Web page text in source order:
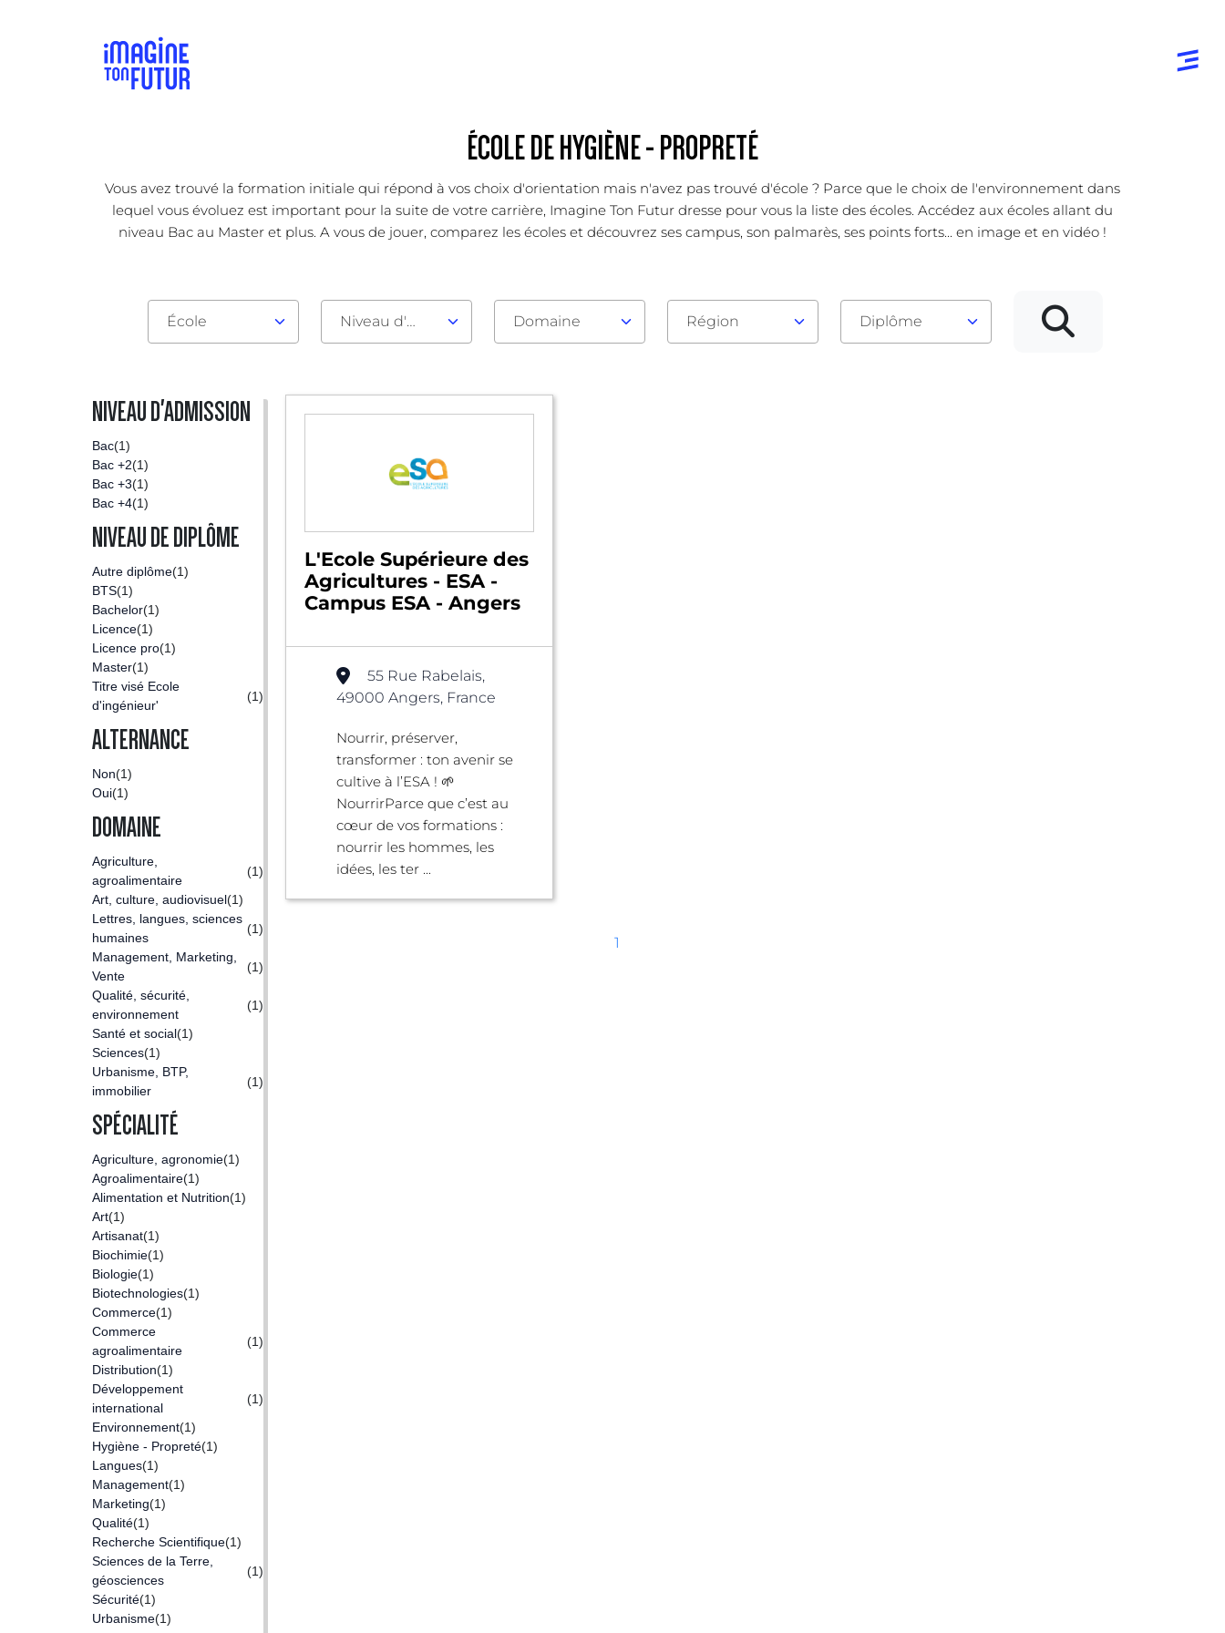
ÉCOLE DE HYGIÈNE - PROPRETÉ
Vous avez trouvé la formation initiale qui répond à vos choix d'orientation mais n'avez pas trouvé d'école ? Parce que le choix de l'environnement dans
lequel vous évoluez est important pour la suite de votre carrière, Imagine Ton Futur dresse pour vous la liste des écoles. Accédez aux écoles allant du
niveau Bac au Master et plus. A vous de jouer, comparez les écoles et découvrez ses campus, son palmarès, ses points forts... en image et en vidéo !
École Niveau d'admission Domaine Région Diplôme
NIVEAU D'ADMISSION
Bac(1)
Bac +2(1)
Bac +3(1)
Bac +4(1)
NIVEAU DE DIPLÔME
Autre diplôme(1)
BTS(1)
Bachelor(1)
Licence(1)
Licence pro(1)
Master(1)
Titre visé Ecole
d'ingénieur'
(1)
ALTERNANCE
Non(1)
Oui(1)
DOMAINE
Agriculture,
agroalimentaire
(1)
Art, culture, audiovisuel(1)
Lettres, langues, sciences
humaines
(1)
Management, Marketing,
Vente
(1)
Qualité, sécurité,
environnement
(1)
Santé et social(1)
Sciences(1)
Urbanisme, BTP,
immobilier
(1)
SPÉCIALITÉ
Agriculture, agronomie(1)
Agroalimentaire(1)
Alimentation et Nutrition(1)
Art(1)
Artisanat(1)
Biochimie(1)
Biologie(1)
Biotechnologies(1)
Commerce(1)
Commerce
agroalimentaire
(1)
Distribution(1)
Développement
international
(1)
Environnement(1)
Hygiène - Propreté(1)
Langues(1)
Management(1)
Marketing(1)
Qualité(1)
Recherche Scientifique(1)
Sciences de la Terre,
géosciences
(1)
Sécurité(1)
Urbanisme(1)
L'Ecole Supérieure des
Agricultures - ESA -
Campus ESA - Angers
55 Rue Rabelais,
49000 Angers, France
Nourrir, préserver,
transformer : ton avenir se
cultive à l’ESA ! 🌱
NourrirParce que c’est au
cœur de vos formations :
nourrir les hommes, les
idées, les ter ...
1